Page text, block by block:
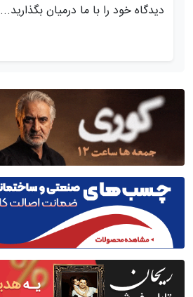
دیدگاه خود را با ما درمیان بگذارید...